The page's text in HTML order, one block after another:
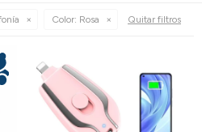
Color: Rosa Quitar filtros